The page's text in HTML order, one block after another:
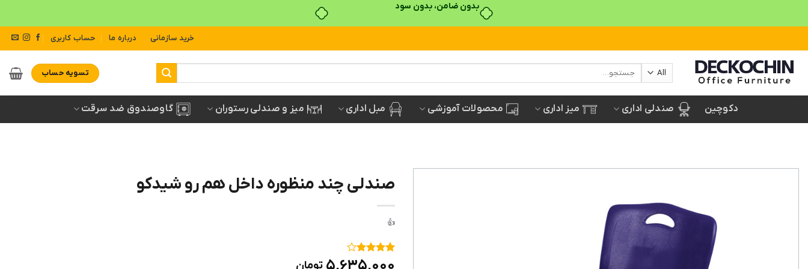
بدون ضامن، بدون سود
to
content
خرید سازمانی درباره ما حساب کاربری
برای:
تسویه حساب
دکوچین صندلی اداری میز اداری محصولات آموزشی مبل اداری میز و صندلی رستوران گاوصندوق ضد سرقت
صندلی چند منظوره داخل هم رو شیدکو
۴
تومان